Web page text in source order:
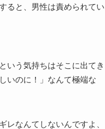
ると、男性は責められてい
いう気持ちはそこに出てき
いのに！」なんて極端な
レなんてしないんですよ、